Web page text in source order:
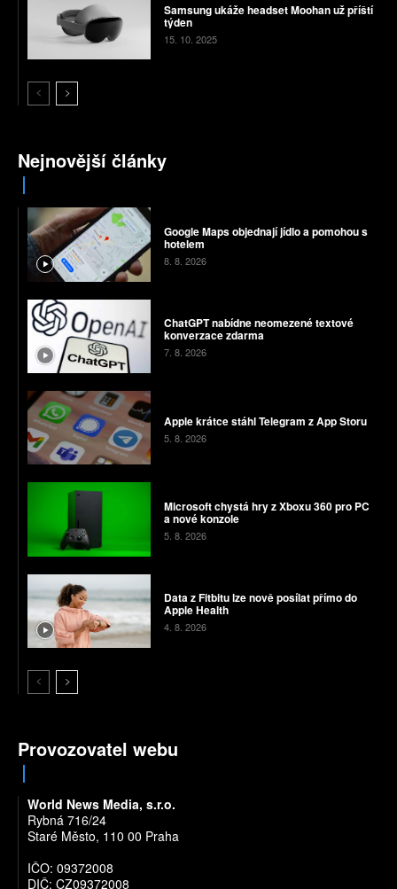
Samsung ukáže headset Moohan už příští
týden
15. 10. 2025
Nejnovější články
Google Maps objednají jídlo a pomohou s
hotelem
8. 8. 2026
ChatGPT nabídne neomezené textové
konverzace zdarma
7. 8. 2026
Apple krátce stáhl Telegram z App Storu
5. 8. 2026
Microsoft chystá hry z Xboxu 360 pro PC
a nové konzole
5. 8. 2026
Data z Fitbitu lze nově posílat přímo do
Apple Health
4. 8. 2026
Provozovatel webu
World News Media, s.r.o.
Rybná 716/24
Staré Město, 110 00 Praha
IČO: 09372008
DIČ: CZ09372008